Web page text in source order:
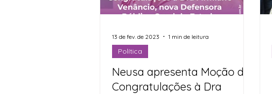
Neusa apresenta Moção de
Congratulações à Dra
Política
13 de fev. de 2023 1 min de leitura